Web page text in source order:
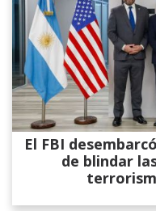
El FBI
de blindar